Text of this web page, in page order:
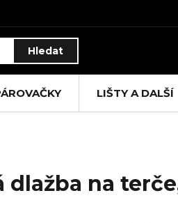
Hledat
LIŠTY A DALŠÍ
na